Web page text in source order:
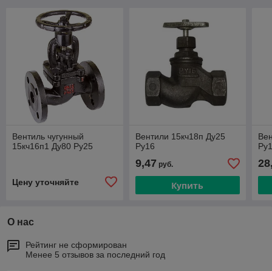
Вентиль чугунный
15кч16п1 Ду80 Ру25
Цену уточняйте
Вентили 15кч18п Ду25
Ру16
9,47 руб.
Купить
О нас
Рейтинг не сформирован
Менее 5 отзывов за последний год